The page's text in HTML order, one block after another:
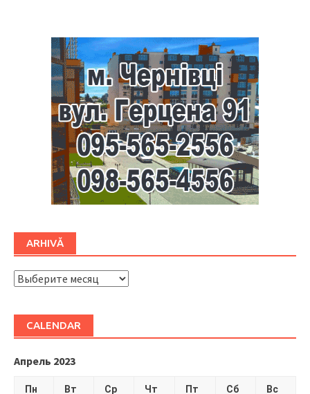
ARHIVĂ
ARHIVĂ
CALENDAR
Апрель 2023
Пн Вт Ср Чт Пт Сб Вс